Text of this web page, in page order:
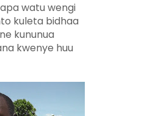
watu wengi
kuleta bidhaa
kununua
kwenye huu